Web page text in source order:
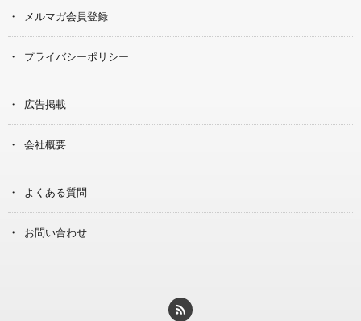
メルマガ会員登録
プライバシーポリシー
広告掲載
会社概要
よくある質問
お問い合わせ